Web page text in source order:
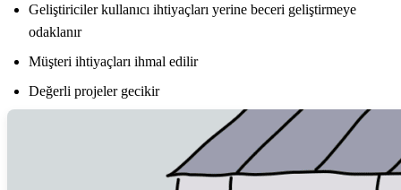
Geliştiriciler kullanıcı ihtiyaçları yerine beceri geliştirmeye
odaklanır
Müşteri ihtiyaçları ihmal edilir
Değerli projeler gecikir